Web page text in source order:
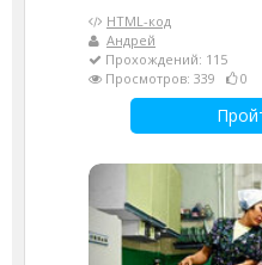
HTML-код
Андрей
Прохождений: 115
Просмотров: 339
0